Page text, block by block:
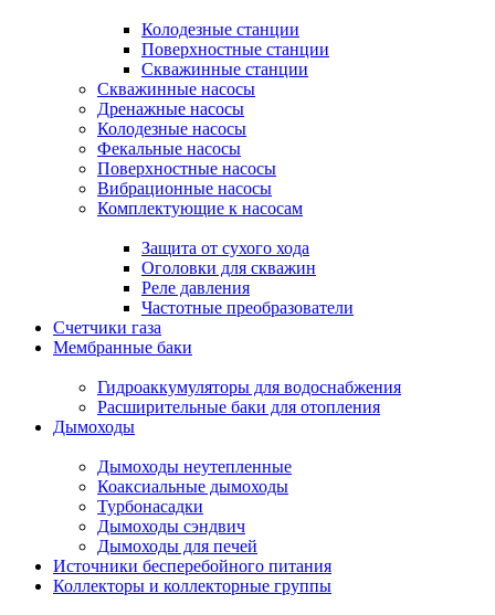
Колодезные станции
Поверхностные станции
Скважинные станции
Скважинные насосы
Дренажные насосы
Колодезные насосы
Фекальные насосы
Поверхностные насосы
Вибрационные насосы
Комплектующие к насосам
Защита от сухого хода
Оголовки для скважин
Реле давления
Частотные преобразователи
Счетчики газа
Мембранные баки
Гидроаккумуляторы для водоснабжения
Расширительные баки для отопления
Дымоходы
Дымоходы неутепленные
Коаксиальные дымоходы
Турбонасадки
Дымоходы сэндвич
Дымоходы для печей
Источники бесперебойного питания
Коллекторы и коллекторные группы